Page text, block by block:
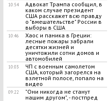
10:54
Адвокат Трампа сообщил, в
каком случае президент
США расскажет всю правду
о "вмешательстве" России в
выборы в США
10:46
Хаос и паника в Греции:
лесные пожары забрали
десятки жизней и
уничтожили сотни домов и
автомобилей
10:03
ЧП с военным самолетом
США, который загорелся на
взлетной полосе, попало на
видео
09:22
"Они никогда не станут
нашим другом", - постпред